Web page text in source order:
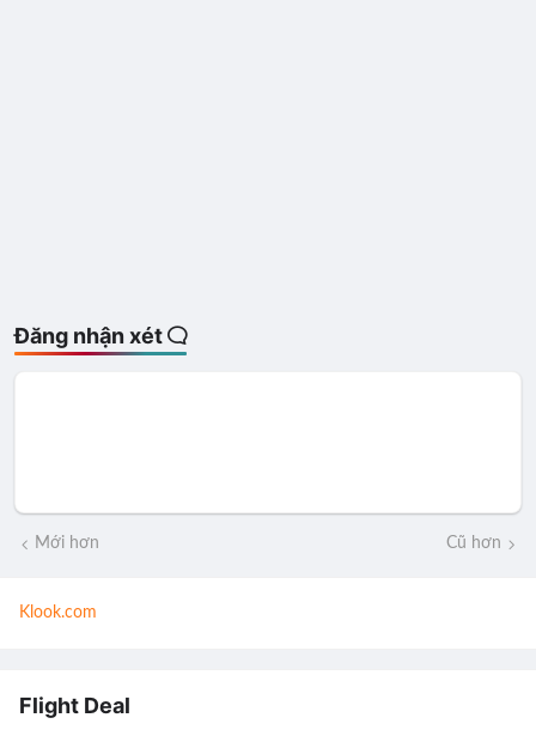
Đăng nhận xét
Mới hơn Cũ hơn
Klook.com
Flight Deal